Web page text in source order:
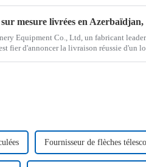
Equipment Co., Ltd, un fabricant
fier d'annoncer la livraison réussie d'un lot
Fournisseur de flèches